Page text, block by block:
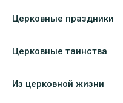
Церковные праздники
Церковные таинства
Из церковной жизни